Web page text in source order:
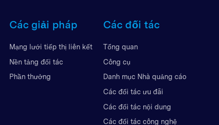
Các giải pháp
Mạng lưới tiếp thị liên kết
Nền tảng đối tác
Phần thưởng
Các đối tác
Tổng quan
Công cụ
Danh mục Nhà quảng cáo
Các đối tác ưu đãi
Các đối tác nội dung
Các đối tác công nghệ